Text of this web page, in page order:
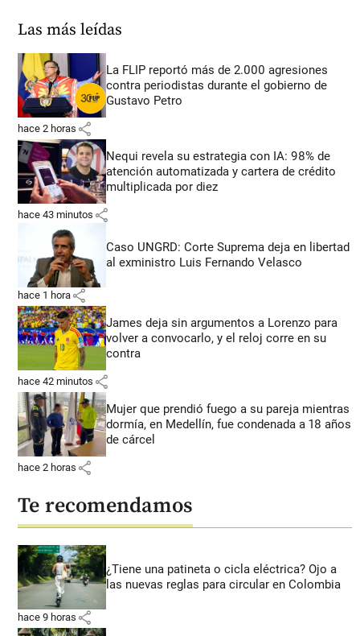
Las más leídas
La FLIP reportó más de 2.000 agresiones
contra periodistas durante el gobierno de
Gustavo Petro
hace 2 horas share
Nequi revela su estrategia con IA: 98% de
atención automatizada y cartera de crédito
multiplicada por diez
hace 43 minutos share
Caso UNGRD: Corte Suprema deja en libertad
al exministro Luis Fernando Velasco
hace 1 hora share
James deja sin argumentos a Lorenzo para
volver a convocarlo, y el reloj corre en su
contra
hace 42 minutos share
Mujer que prendió fuego a su pareja mientras
dormía, en Medellín, fue condenada a 18 años
de cárcel
hace 2 horas share
Te recomendamos
¿Tiene una patineta o cicla eléctrica? Ojo a
las nuevas reglas para circular en Colombia
hace 9 horas share